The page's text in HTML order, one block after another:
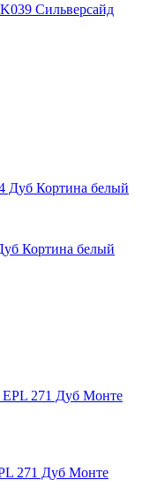
Сильверсайд
Кортина белый
271 Дуб Монте